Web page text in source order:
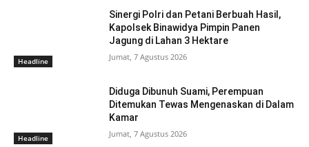
Headline
Sinergi Polri dan Petani Berbuah Hasil,
Kapolsek Binawidya Pimpin Panen
Jagung di Lahan 3 Hektare
Jumat, 7 Agustus 2026
Headline
Diduga Dibunuh Suami, Perempuan
Ditemukan Tewas Mengenaskan di Dalam
Kamar
Jumat, 7 Agustus 2026